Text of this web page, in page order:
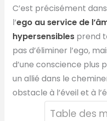
C’est précisément
l’ego au service de
hypersensiblesprend
pas d’éliminer l’ego,
d’une conscience plus
un allié dans le
obstacle à l’éveil et à
Table des